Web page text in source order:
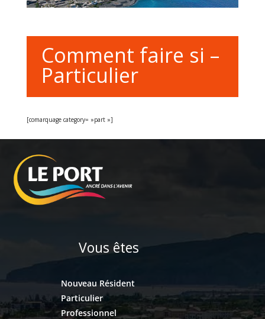
Comment faire si –
Particulier
[comarquage category= »part »]
Vous êtes
Nouveau Résident
Particulier
Professionnel